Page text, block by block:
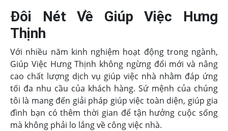
Đôi Nét Về Giúp Việc Hưng
Thịnh
Với nhiều năm kinh nghiệm hoạt động trong ngành,
Giúp Việc Hưng Thịnh không ngừng đổi mới và nâng
cao chất lượng dịch vụ giúp việc nhà nhằm đáp ứng
tối đa nhu cầu của khách hàng. Sứ mệnh của chúng
tôi là mang đến giải pháp giúp việc toàn diện, giúp gia
đình bạn có thêm thời gian để tận hưởng cuộc sống
mà không phải lo lắng về công việc nhà.